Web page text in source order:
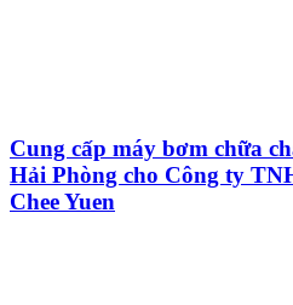
Cung cấp máy bơm chữa
Hải Phòng cho Công ty
Chee Yuen